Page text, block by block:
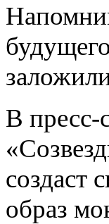
В пресс-
создаст
образ